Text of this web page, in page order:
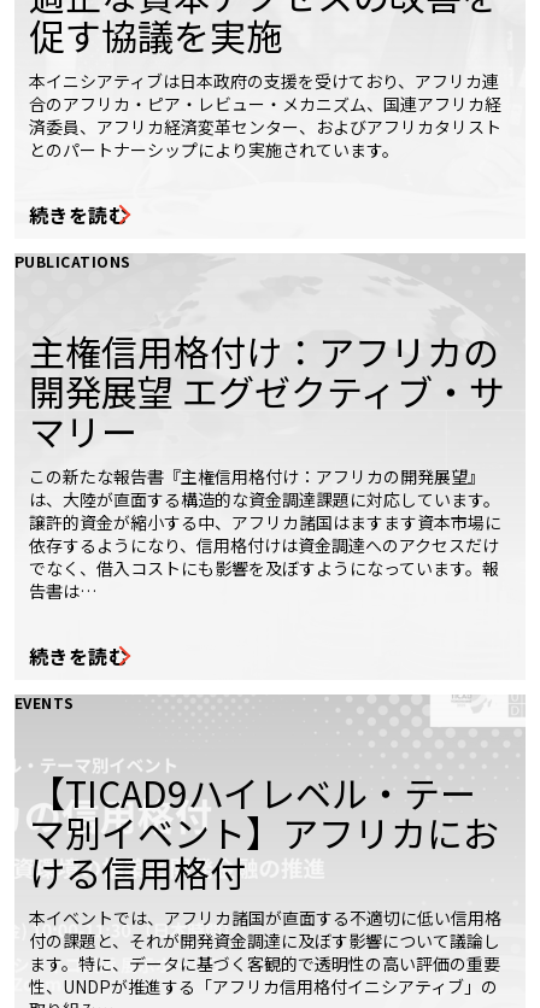
促す協議を実施
本イニシアティブは日本政府の支援を受けており、アフリカ連
合のアフリカ・ピア・レビュー・メカニズム、国連アフリカ経
済委員、アフリカ経済変革センター、およびアフリカタリスト
とのパートナーシップにより実施されています。
続きを読む
PUBLICATIONS
主権信用格付け：アフリカの
開発展望 エグゼクティブ・サ
マリー
この新たな報告書『主権信用格付け：アフリカの開発展望』
は、大陸が直面する構造的な資金調達課題に対応しています。
譲許的資金が縮小する中、アフリカ諸国はますます資本市場に
依存するようになり、信用格付けは資金調達へのアクセスだけ
でなく、借入コストにも影響を及ぼすようになっています。報
告書は…
続きを読む
EVENTS
【TICAD9ハイレベル・テー
マ別イベント】アフリカにお
ける信用格付
本イベントでは、アフリカ諸国が直面する不適切に低い信用格
付の課題と、それが開発資金調達に及ぼす影響について議論し
ます。特に、データに基づく客観的で透明性の高い評価の重要
性、UNDPが推進する「アフリカ信用格付イニシアティブ」の